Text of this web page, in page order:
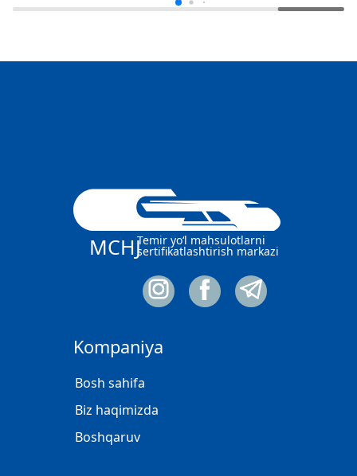
MCHJTemir yo‘l mahsulotlarni
sertifikatlashtirish markazi
Kompaniya
Bosh sahifa
Biz haqimizda
Boshqaruv